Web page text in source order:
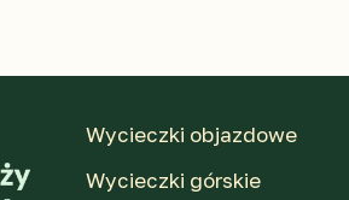
Wycieczki objazdowe
Wycieczki górskie